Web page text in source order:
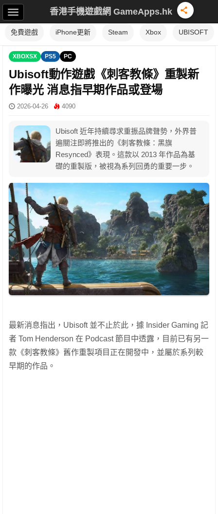
香港手機遊戲網 GameApps.hk
免費遊戲 iPhone更新 Steam Xbox UBISOFT
XBOXSX PS5 PC
Ubisoft動作遊戲《刺客教條》重製新
作曝光 消息指早期作品或登場
2026-04-26 4090
Ubisoft 近年持續尋求重振品牌聲勢，外界普
遍關注即將推出的《刺客教條：黑旗
Resynced》表現。這款以 2013 年作品為基
礎的重製版，被視為系列回勇的重要一步。
最新消息指出，Ubisoft 並不止於此，據 Insider Gaming 記
者 Tom Henderson 在 Podcast 節目中透露，目前已有另一
款《刺客教條》舊作重製項目正在開發中，並屬於系列較
早期的作品。